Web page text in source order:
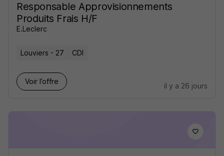
Responsable Approvisionnements
Produits Frais H/F
E.Leclerc
Louviers - 27 CDI
Voir l’offre
il y a 26 jours